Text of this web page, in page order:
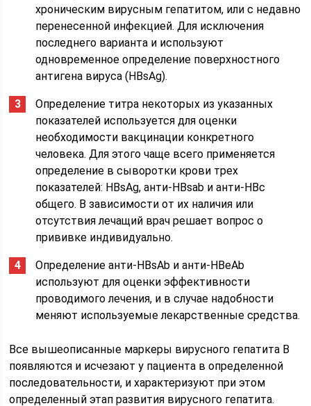
хроническим вирусным гепатитом, или с недавно
перенесенной инфекцией. Для исключения
последнего варианта и используют
одновременное определение поверхностного
антигена вируса (HBsAg).
Определение титра некоторых из указанных
показателей используется для оценки
необходимости вакцинации конкретного
человека. Для этого чаще всего применяется
определение в сыворотки крови трех
показателей: HBsAg, анти-HBsab и анти-HBc
общего. В зависимости от их наличия или
отсутствия лечащий врач решает вопрос о
прививке индивидуально.
Определение анти-HBsAb и анти-HBeAb
используют для оценки эффективности
проводимого лечения, и в случае надобности
меняют используемые лекарственные средства.
Все вышеописанные маркеры вирусного гепатита В
появляются и исчезают у пациента в определенной
последовательности, и характеризуют при этом
определенный этап развития вирусного гепатита.